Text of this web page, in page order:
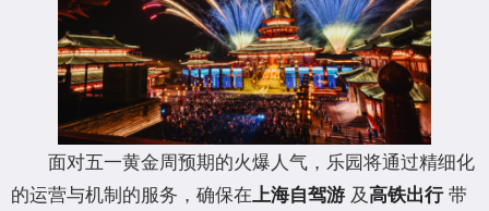
面对五一黄金周预期的火爆人气，乐园将通过精细化
的运营与机制的服务，确保在上海自驾游 及高铁出行带